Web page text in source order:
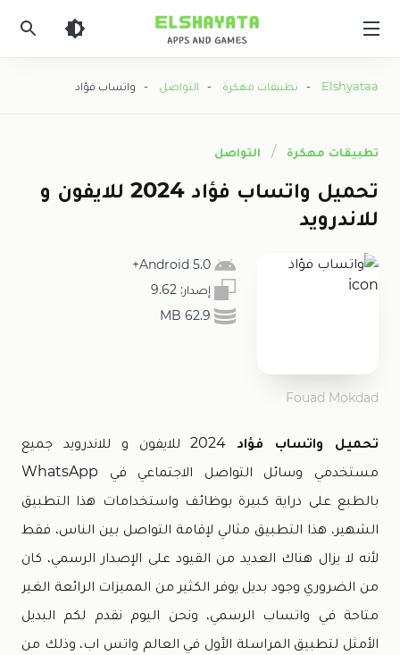
Elshyataa
- تطبيقات مهكرة - التواصل - واتساب فؤاد
تطبيقات مهكرة التواصل
تحميل واتساب فؤاد 2024 للايفون و
للاندرويد
5.0 Android+
إصدار: 9.62
62.9 MB
Fouad Mokdad
تحميل واتساب فؤاد
2024 للايفون و للاندرويد جميع
مستخدمي وسائل التواصل الاجتماعي في WhatsApp
بالطبع على دراية كبيرة بوظائف واستخدامات هذا التطبيق
الشهير، هذا التطبيق مثالي لإقامة التواصل بين الناس، فقط
لأنه لا يزال هناك العديد من القيود على الإصدار الرسمي، كان
من الضروري وجود بديل يوفر الكثير من المميزات الرائعة الغير
متاحة في واتساب الرسمي، ونحن اليوم نقدم لكم البديل
الأمثل لتطبيق المراسلة الأول في العالم واتس اب، وذلك من